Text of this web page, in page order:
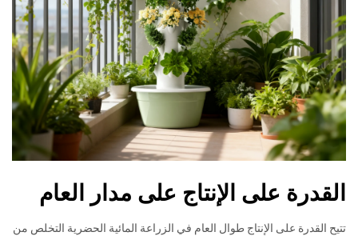
القدرة على الإنتاج على مدار العام
تتيح القدرة على الإنتاج طوال العام في الزراعة المائية الحضرية التخلص من